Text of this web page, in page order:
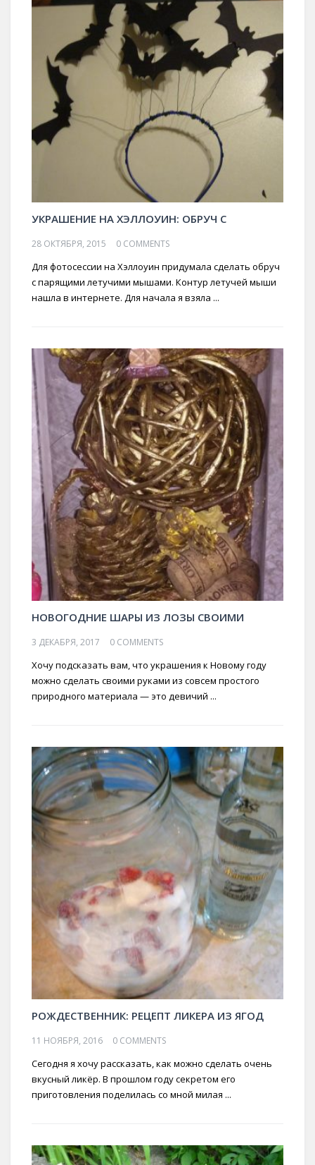
УКРАШЕНИЕ НА ХЭЛЛОУИН: ОБРУЧ С
28 ОКТЯБРЯ, 2015 0 COMMENTS
Для фотосессии на Хэллоуин придумала сделать обруч
с парящими летучими мышами. Контур летучей мыши
нашла в интернете. Для начала я взяла ...
НОВОГОДНИЕ ШАРЫ ИЗ ЛОЗЫ СВОИМИ
3 ДЕКАБРЯ, 2017 0 COMMENTS
Хочу подсказать вам, что украшения к Новому году
можно сделать своими руками из совсем простого
природного материала — это девичий ...
РОЖДЕСТВЕННИК: РЕЦЕПТ ЛИКЕРА ИЗ ЯГОД
11 НОЯБРЯ, 2016 0 COMMENTS
Сегодня я хочу рассказать, как можно сделать очень
вкусный ликёр. В прошлом году секретом его
приготовления поделилась со мной милая ...